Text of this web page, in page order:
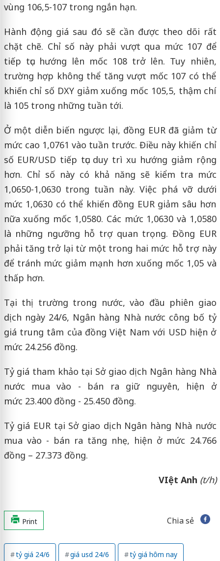
vùng 106,5-107 trong ngắn hạn.
Hành động giá sau đó sẽ cần được theo dõi rất
chặt chẽ. Chỉ số này phải vượt qua mức 107 để
tiếp tục hướng lên mốc 108 trở lên. Tuy nhiên,
trường hợp không thể tăng vượt mốc 107 có thể
khiến chỉ số DXY giảm xuống mốc 105,5, thậm chí
là 105 trong những tuần tới.
Ở một diễn biến ngược lại, đồng EUR đã giảm từ
mức cao 1,0761 vào tuần trước. Điều này khiến chỉ
số EUR/USD tiếp tục duy trì xu hướng giảm rộng
hơn. Chỉ số này có khả năng sẽ kiểm tra mức
1,0650-1,0630 trong tuần này. Việc phá vỡ dưới
mức 1,0630 có thể khiến đồng EUR giảm sâu hơn
nữa xuống mốc 1,0580. Các mức 1,0630 và 1,0580
là những ngưỡng hỗ trợ quan trọng. Đồng EUR
phải tăng trở lại từ một trong hai mức hỗ trợ này
để tránh mức giảm mạnh hơn xuống mốc 1,05 và
thấp hơn.
Tại thị trường trong nước, vào đầu phiên giao
dịch ngày 24/6, Ngân hàng Nhà nước công bố tỷ
giá trung tâm của đồng Việt Nam với USD hiện ở
mức 24.256 đồng.
Tỷ giá tham khảo tại Sở giao dịch Ngân hàng Nhà
nước mua vào - bán ra giữ nguyên, hiện ở
mức 23.400 đồng - 25.450 đồng.
Tỷ giá EUR tại Sở giao dịch Ngân hàng Nhà nước
mua vào - bán ra tăng nhẹ, hiện ở mức 24.766
đồng – 27.373 đồng.
VIệt Anh (t/h)
Print Chia sẻ
tỷ giá 24/6 giá usd 24/6 tỷ giá hôm nay